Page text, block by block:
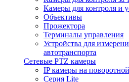
Камеры для контроля и
Объективы
Прожектора
Терминалы управления
Устройства для
автотранспорта
Сетевые PTZ камеры
IP камеры на
Серия Lite